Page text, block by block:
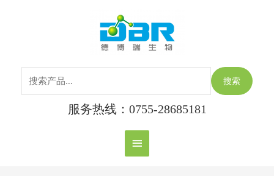
主
菜
单
搜索
服务热线：0755-28685181